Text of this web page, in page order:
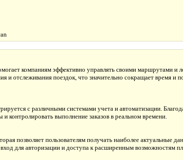
компаниям эффективно управлять своими маршрутами и
и отслеживания поездок, что значительно сокращает время и
с различными системами учета и автоматизации.
контролировать выполнение заказов в реальном времени.
позволяет пользователям получать наиболее актуальные
для авторизации и доступа к расширенным возможностям